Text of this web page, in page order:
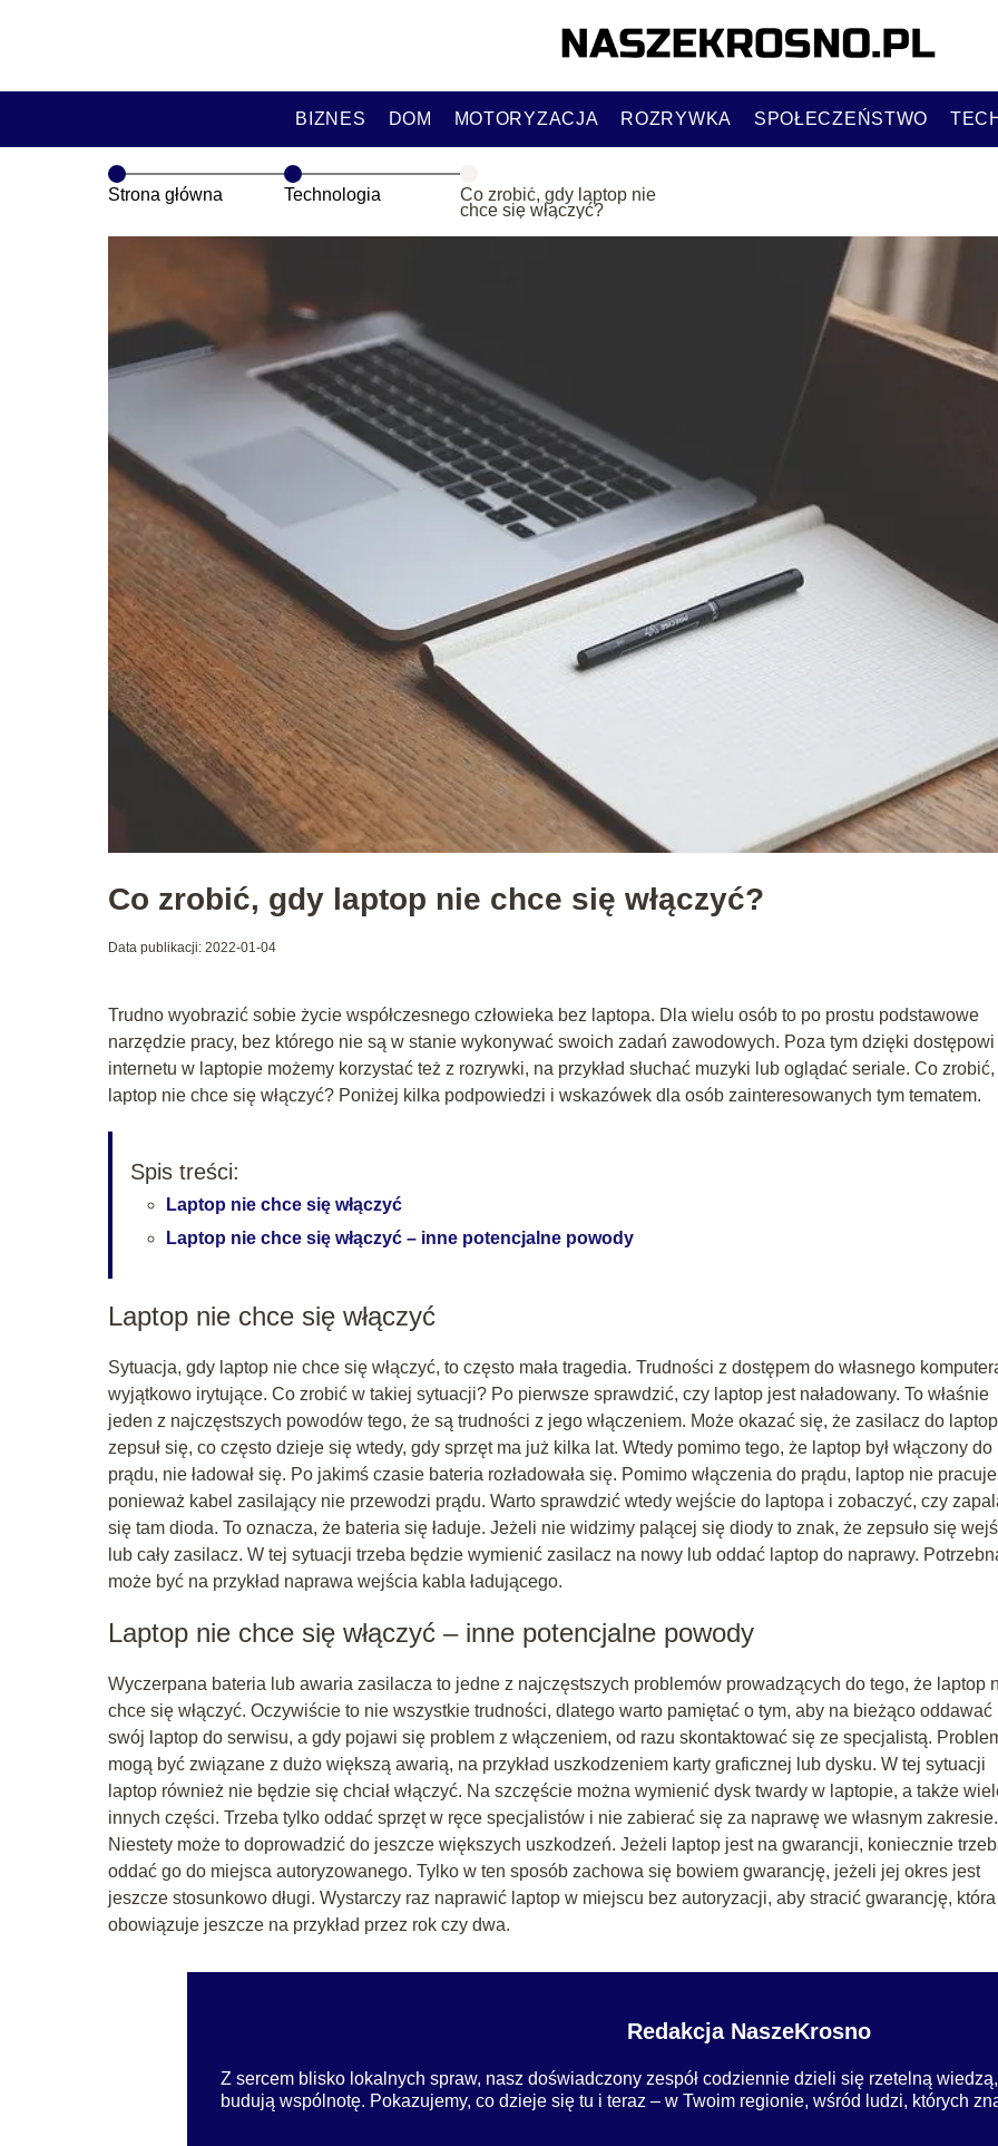
BIZNES DOM MOTORYZACJA ROZRYWKA SPOŁECZEŃSTWO
Strona główna Technologia
Co zrobić, gdy laptop nie
chce się włączyć?
Co zrobić, gdy laptop nie chce się włączyć?
Data publikacji: 2022-01-04
Trudno wyobrazić sobie życie współczesnego człowieka bez laptopa. Dla wielu osób to po prostu podstawowe
narzędzie pracy, bez którego nie są w stanie wykonywać swoich zadań zawodowych. Poza tym dzięki dostępowi
internetu w laptopie możemy korzystać też z rozrywki, na przykład słuchać muzyki lub oglądać seriale. Co
laptop nie chce się włączyć? Poniżej kilka podpowiedzi i wskazówek dla osób zainteresowanych tym tematem.
Spis treści:
Laptop nie chce się włączyć
Laptop nie chce się włączyć – inne potencjalne powody
Laptop nie chce się włączyć
Sytuacja, gdy laptop nie chce się włączyć, to często mała tragedia. Trudności z dostępem do własnego
wyjątkowo irytujące. Co zrobić w takiej sytuacji? Po pierwsze sprawdzić, czy laptop jest naładowany. To właśnie
jeden z najczęstszych powodów tego, że są trudności z jego włączeniem. Może okazać się, że zasilacz do
zepsuł się, co często dzieje się wtedy, gdy sprzęt ma już kilka lat. Wtedy pomimo tego, że laptop był włączony do
prądu, nie ładował się. Po jakimś czasie bateria rozładowała się. Pomimo włączenia do prądu, laptop nie
ponieważ kabel zasilający nie przewodzi prądu. Warto sprawdzić wtedy wejście do laptopa i zobaczyć, czy
się tam dioda. To oznacza, że bateria się ładuje. Jeżeli nie widzimy palącej się diody to znak, że zepsuło się
lub cały zasilacz. W tej sytuacji trzeba będzie wymienić zasilacz na nowy lub oddać laptop do naprawy.
może być na przykład naprawa wejścia kabla ładującego.
Laptop nie chce się włączyć – inne potencjalne powody
Wyczerpana bateria lub awaria zasilacza to jedne z najczęstszych problemów prowadzących do tego, że laptop
chce się włączyć. Oczywiście to nie wszystkie trudności, dlatego warto pamiętać o tym, aby na bieżąco oddawać
swój laptop do serwisu, a gdy pojawi się problem z włączeniem, od razu skontaktować się ze specjalistą.
mogą być związane z dużo większą awarią, na przykład uszkodzeniem karty graficznej lub dysku. W tej sytuacji
laptop również nie będzie się chciał włączyć. Na szczęście można wymienić dysk twardy w laptopie, a także
innych części. Trzeba tylko oddać sprzęt w ręce specjalistów i nie zabierać się za naprawę we własnym zakresie.
Niestety może to doprowadzić do jeszcze większych uszkodzeń. Jeżeli laptop jest na gwarancji, koniecznie
oddać go do miejsca autoryzowanego. Tylko w ten sposób zachowa się bowiem gwarancję, jeżeli jej okres jest
jeszcze stosunkowo długi. Wystarczy raz naprawić laptop w miejscu bez autoryzacji, aby stracić gwarancję, która
obowiązuje jeszcze na przykład przez rok czy dwa.
Redakcja NaszeKrosno
Z sercem blisko lokalnych spraw, nasz doświadczony zespół codziennie dzieli się rzetelną
budują wspólnotę. Pokazujemy, co dzieje się tu i teraz – w Twoim regionie, wśród ludzi, których